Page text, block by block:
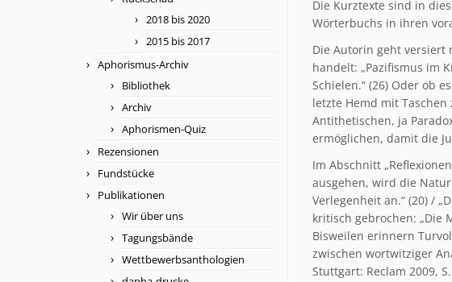
2018 bis 2020
2015 bis 2017
Aphorismus-Archiv
Bibliothek
Archiv
Aphorismen-Quiz
Rezensionen
Fundstücke
Publikationen
Wir über uns
Tagungsbände
Wettbewerbsanthologien
Die Kurztexte sind in
Wörterbuchs in ihren
Die Autorin geht versiert
handelt: „Pazifismus im
Schielen.“ (26) Oder ob
letzte Hemd mit Taschen
Antithetischen, ja
ermöglichen, damit die
Im Abschnitt
ausgehen, wird die
Verlegenheit an.“ (20) /
kritisch gebrochen: „Die
Bisweilen erinnern
zwischen wortwitziger
Stuttgart: Reclam 2009,